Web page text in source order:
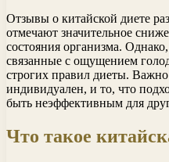
Отзывы о китайской диете
отмечают значительное
состояния организма.
связанные с ощущением
строгих правил диеты.
индивидуален, и то, что
быть неэффективным для
Что такое